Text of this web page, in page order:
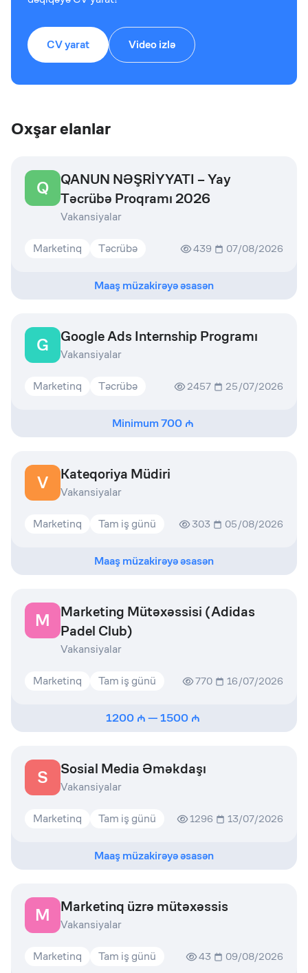
CV yarat Video izlə
Oxşar elanlar
Q
QANUN NƏŞRİYYATI – Yay
Təcrübə Proqramı 2026
Vakansiyalar
Marketinq Təcrübə 439 07/08/2026
Maaş müzakirəyə əsasən
G Google Ads Internship Programı
Vakansiyalar
Marketinq Təcrübə 2457 25/07/2026
Minimum700
V Kateqoriya Müdiri
Vakansiyalar
Marketinq Tam iş günü 303 05/08/2026
Maaş müzakirəyə əsasən
M
Marketing Mütəxəssisi (Adidas
Padel Club)
Vakansiyalar
Marketinq Tam iş günü 770 16/07/2026
1200 —1500
S Sosial Media Əməkdaşı
Vakansiyalar
Marketinq Tam iş günü 1296 13/07/2026
Maaş müzakirəyə əsasən
M Marketinq üzrə mütəxəssis
Vakansiyalar
Marketinq Tam iş günü 43 09/08/2026